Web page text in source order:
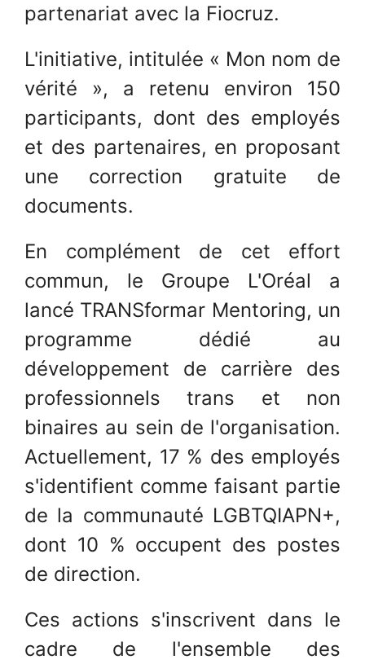
partenariat avec la Fiocruz.
L'initiative, intitulée « Mon nom de
vérité », a retenu environ 150
participants, dont des employés
et des partenaires, en proposant
une correction gratuite de
documents.
En complément de cet effort
commun, le Groupe L'Oréal a
lancé TRANSformar Mentoring, un
programme dédié au
développement de carrière des
professionnels trans et non
binaires au sein de l'organisation.
Actuellement, 17 % des employés
s'identifient comme faisant partie
de la communauté LGBTQIAPN+,
dont 10 % occupent des postes
de direction.
Ces actions s'inscrivent dans le
cadre de l'ensemble des